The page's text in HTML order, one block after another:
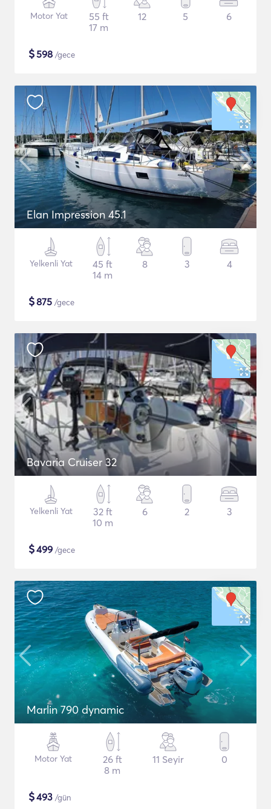
Motor Yat
55 ft
17 m
12 5 6
$598 /gece
Elan Impression 45.1
Yelkenli Yat
45 ft
14 m
8 3 4
$875 /gece
Bavaria Cruiser 32
Yelkenli Yat
32 ft
10 m
6 2 3
$499 /gece
Marlin 790 dynamic
Motor Yat
26 ft
8 m
11 Seyir 0
$493 /gün